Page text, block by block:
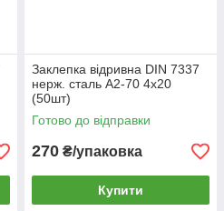
Заклепка відривна DIN 7337
нерж. сталь А2-70 4х20
(50шт)
Готово до відправки
270 ₴/упаковка
Купити